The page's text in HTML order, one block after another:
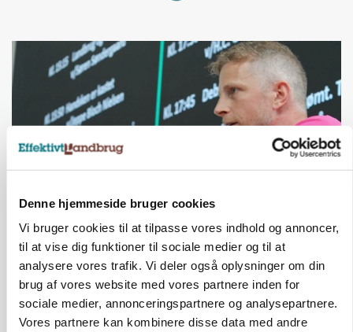
Denne hjemmeside bruger cookies
Vi bruger cookies til at tilpasse vores indhold og annoncer,
til at vise dig funktioner til sociale medier og til at
analysere vores trafik. Vi deler også oplysninger om din
brug af vores website med vores partnere inden for
sociale medier, annonceringspartnere og analysepartnere.
Vores partnere kan kombinere disse data med andre
GRISE
Svineproducenter kalder Danish Crowns pris en
katastrofe
Annonce